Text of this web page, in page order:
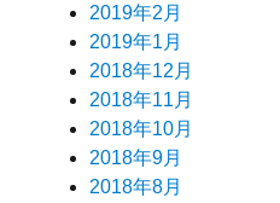
2019年2月
2019年1月
2018年12月
2018年11月
2018年10月
2018年9月
2018年8月